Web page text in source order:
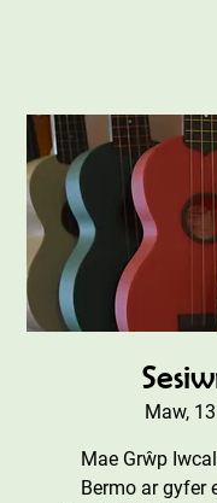
Maw,
Mae Grŵp
Bermo ar gyfer